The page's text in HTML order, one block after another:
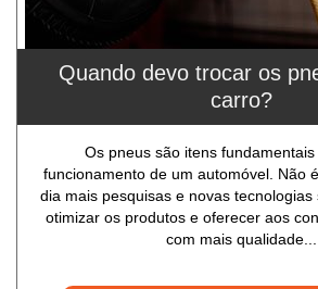
Quando devo trocar os
carro?
Os pneus são itens
funcionamento de um automóvel. Não
dia mais pesquisas e novas tecnologias
otimizar os produtos e oferecer aos
com mais qualidade...